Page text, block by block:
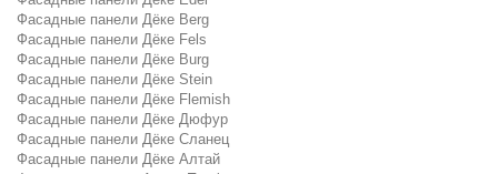
Фасадные панели Дёке Berg
Фасадные панели Дёке Fels
Фасадные панели Дёке Burg
Фасадные панели Дёке Stein
Фасадные панели Дёке Flemish
Фасадные панели Дёке Дюфур
Фасадные панели Дёке Сланец
Фасадные панели Дёке Алтай